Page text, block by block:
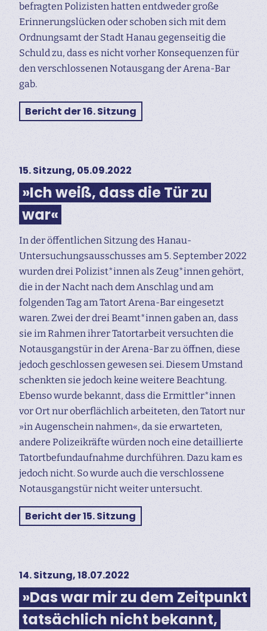
befragten Polizisten hatten entdweder große
Erinnerungslücken oder schoben sich mit dem
Ordnungsamt der Stadt Hanau gegenseitig die
Schuld zu, dass es nicht vorher Konsequenzen für
den verschlossenen Notausgang der Arena-Bar
gab.
Bericht der 16. Sitzung
15. Sitzung, 05.09.2022
»Ich weiß, dass die Tür zu
war«
In der öffentlichen Sitzung des Hanau-
Untersuchungs­ausschusses am 5. September 2022
wurden drei Polizist*innen als Zeug*innen gehört,
die in der Nacht nach dem Anschlag und am
folgenden Tag am Tatort Arena-Bar eingesetzt
waren. Zwei der drei Beamt*innen gaben an, dass
sie im Rahmen ihrer Tatortarbeit versuchten die
Notausgangstür in der Arena-Bar zu öffnen, diese
jedoch geschlossen gewesen sei. Diesem Umstand
schenkten sie jedoch keine weitere Beachtung.
Ebenso wurde bekannt, dass die Ermittler*innen
vor Ort nur oberflächlich arbeiteten, den Tatort nur
»in Augenschein nahmen«, da sie erwarteten,
andere Polizeikräfte würden noch eine detaillierte
Tatortbefundaufnahme durchführen. Dazu kam es
jedoch nicht. So wurde auch die verschlossene
Notausgangstür nicht weiter untersucht.
Bericht der 15. Sitzung
14. Sitzung, 18.07.2022
»Das war mir zu dem Zeitpunkt
tatsächlich nicht bekannt,